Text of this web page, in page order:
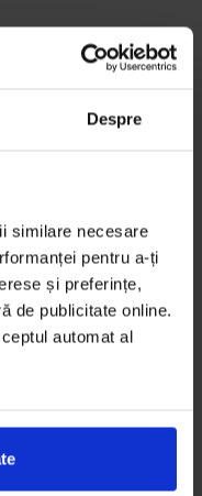
Despre
similare necesare
pentru a-ți
și preferințe,
de publicitate online.
automat al